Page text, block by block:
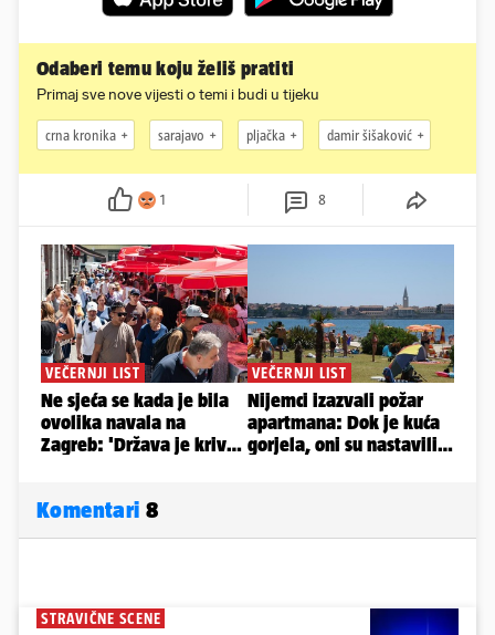
Odaberi temu koju želiš pratiti
Primaj sve nove vijesti o temi i budi u tijeku
crna kronika sarajavo pljačka damir šišaković
1 8
Komentari 8
STRAVIČNE SCENE